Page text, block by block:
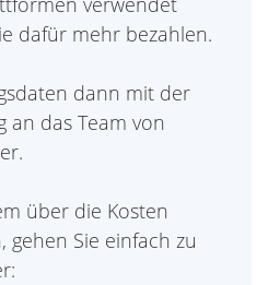
dafür mehr bezahlen.
dann mit der
an das Team von
über die Kosten
Sie einfach zu